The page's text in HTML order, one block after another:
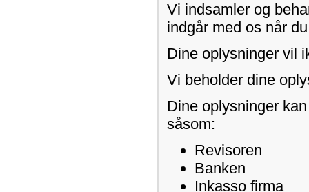
Vi indsamler og
indgår med os når
Dine oplysninger vil
Vi beholder dine
Dine oplysninger
såsom:
Revisoren
Banken
Inkasso firma